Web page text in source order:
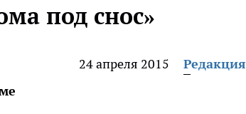
под снос»
24 апреля 2015
Редакция